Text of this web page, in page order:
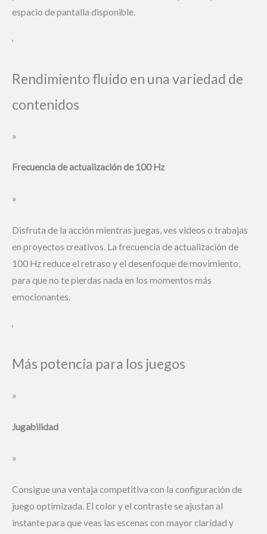
espacio de pantalla disponible.
‘
Rendimiento fluido en una variedad de
contenidos
»
Frecuencia de actualización de 100 Hz
»
Disfruta de la acción mientras juegas, ves videos o trabajas
en proyectos creativos. La frecuencia de actualización de
100 Hz reduce el retraso y el desenfoque de movimiento,
para que no te pierdas nada en los momentos más
emocionantes.
‘
Más potencia para los juegos
»
Jugabilidad
»
Consigue una ventaja competitiva con la configuración de
juego optimizada. El color y el contraste se ajustan al
instante para que veas las escenas con mayor claridad y